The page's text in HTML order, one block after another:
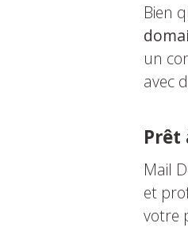
Bien
un
avec
Prêt
Mail
et
votre